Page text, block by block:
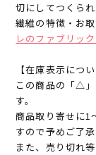
切にしてつくら
繊維の特徴・お
レのファブリッ
【在庫表示につい
この商品の「△
す。
商品取り寄せに1
すので予めご了承
また、売り切れ